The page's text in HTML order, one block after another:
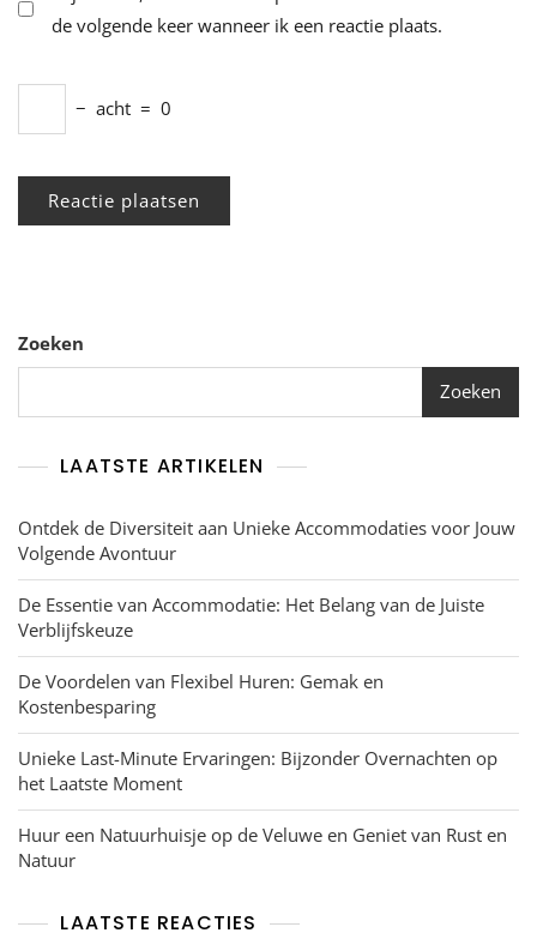
de volgende keer wanneer ik een reactie plaats.
− acht = 0
Zoeken
Zoeken
LAATSTE ARTIKELEN
Ontdek de Diversiteit aan Unieke Accommodaties voor Jouw
Volgende Avontuur
De Essentie van Accommodatie: Het Belang van de Juiste
Verblijfskeuze
De Voordelen van Flexibel Huren: Gemak en
Kostenbesparing
Unieke Last-Minute Ervaringen: Bijzonder Overnachten op
het Laatste Moment
Huur een Natuurhuisje op de Veluwe en Geniet van Rust en
Natuur
LAATSTE REACTIES